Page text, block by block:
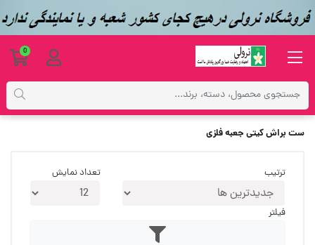
ست براش کیتی جعبه فلزی
ترتیب تعداد نمایش
فیلتر
0